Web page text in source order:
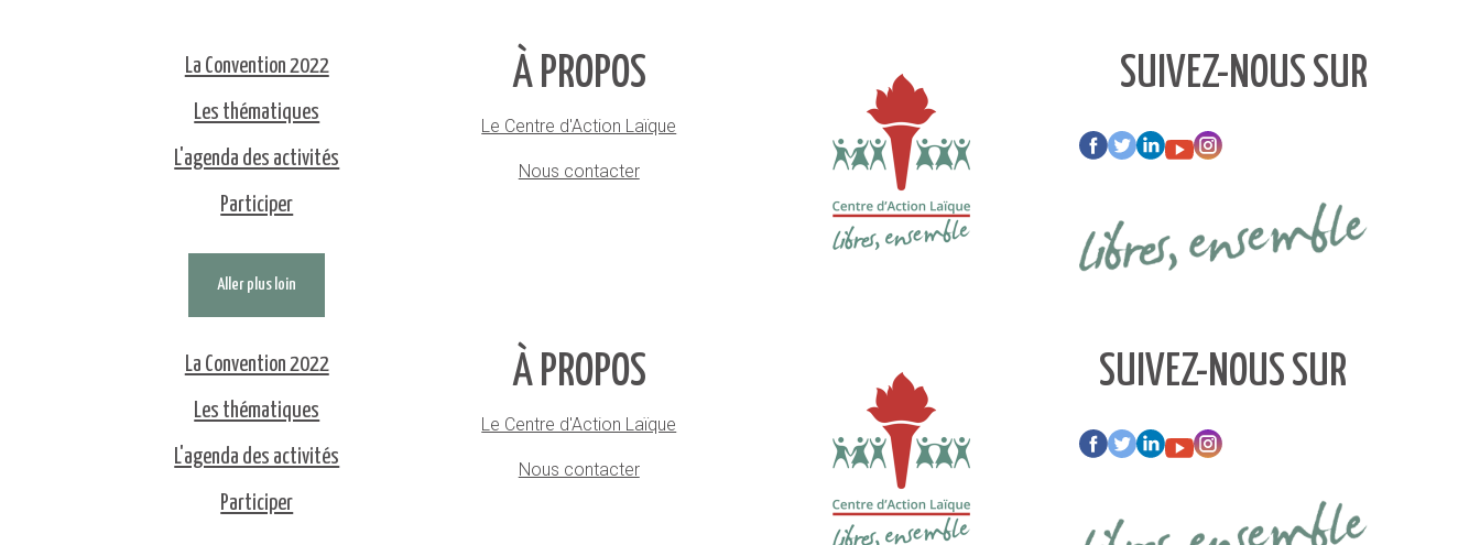
La Convention 2022
Les thématiques
L'agenda des activités
Participer
Aller plus loin
À PROPOS
Le Centre d'Action Laïque
Nous contacter
SUIVEZ-NOUS SUR
La Convention 2022
Les thématiques
L'agenda des activités
Participer
À PROPOS
Le Centre d'Action Laïque
Nous contacter
SUIVEZ-NOUS SUR